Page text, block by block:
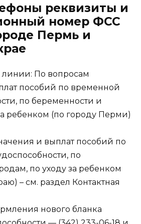
реквизиты и
номер ФСС
Пермь и
линии: По вопросам
пособий по временной
по беременности и
ребенком (по городу Перми)
и выплат пособий по
по
по уходу за ребенком
– см. раздел Контактная
нового бланка